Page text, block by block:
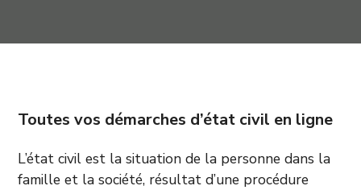
Toutes vos démarches d’état civil en ligne
L’état civil est la situation de la personne dans la
famille et la société, résultat d’une procédure